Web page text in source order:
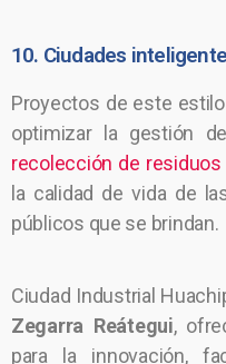
10. Ciudades
Proyectos de este
optimizar la gestión
recolección de residuos
la calidad de vida de
públicos que se brindan.
Ciudad Industrial
Zegarra Reátegui,
para la innovación,